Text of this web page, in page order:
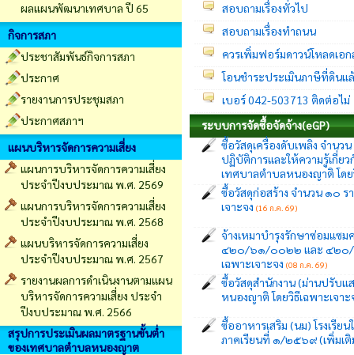
ผลแผนพัฒนาเทศบาล ปี 65
กิจการสภา
ประชาสัมพันธ์กิจการสภา
ประกาศ
รายงานการประชุมสภา
ประกาศสภาฯ
แผนบริหารจัดการความเสี่ยง
แผนการบริหารจัดการความเสี่ยง
ประจำปีงบประมาณ พ.ศ. 2569
แผนการบริหารจัดการความเสี่ยง
ประจำปีงบประมาณ พ.ศ. 2568
แผนบริหารจัดการความเสี่ยง
ประจำปีงบประมาณ พ.ศ. 2567
รายงานผลการดำเนินงานตามแผน
บริหารจัดการความเสี่ยง ประจำ
ปีงบประมาณ พ.ศ. 2566
สรุปการประเมินผลมาตรฐานขั้นต่ำ
ของเทศบาลตำบลหนองญาต
สอบถามเรื่องทั่วไป
สอบถามเรื่องทำถนน
ควรเพิ่มฟอร์มดาวน์โหลดเอก
โอนชำระประเมินภาษีที่ดินแ
เบอร์ 042-503713 ติดต่อไม่
ระบบการจัดซื้อจัดจ้าง(eGP)
ซื้อวัสดุเครื่องดับเพลิง จำนว
ปฏิบัติการและให้ความรู้เกี่ย
เทศบาลตำบลหนองญาติ โดย
ซื้อวัสดุก่อสร้าง จำนวน ๑๐ ร
เจาะจง (16 ก.ค. 69)
จ้างเหมาบำรุงรักษาซ่อมแซ
๔๒๐/๖๑/๐๐๒๒ และ ๔๒๐/
เฉพาะเจาะจง (08 ก.ค. 69)
ซื้อวัสดุสำนักงาน (ม่านปรับ
หนองญาติ โดยวิธีเฉพาะเจาะ
ซื้ออาหารเสริม (นม) โรงเรี
ภาคเรียนที่ ๑/๒๕๖๙ (เพิ่มเติ